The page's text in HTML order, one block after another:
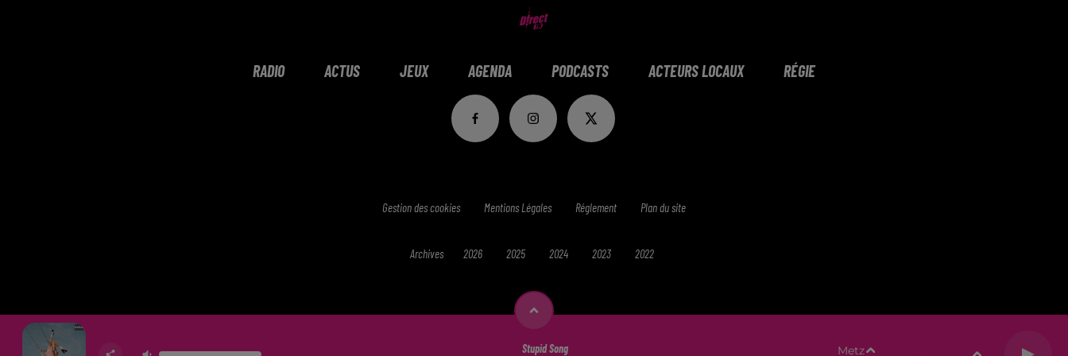
RADIO ACTUS JEUX AGENDA PODCASTS ACTEURS LOCAUX RÉGIE
Stupid Song Metz
Gestion des cookies Mentions Légales Réglement Plan du site
Archives 2026 2025 2024 2023 2022